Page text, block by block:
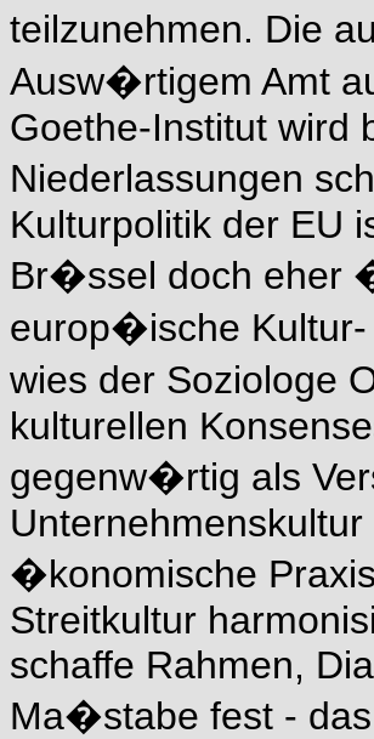
teilzunehmen. Die
Ausw�rtigem Amt
Goethe-Institut wird
Niederlassungen
Kulturpolitik der EU
Br�ssel doch eher
europ�ische Kultur-
wies der Soziologe
kulturellen
gegenw�rtig als
�konomische
Streitkultur
schaffe Rahmen,
Ma�stabe fest -